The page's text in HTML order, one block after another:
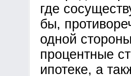
где
бы,
одной
процентные
ипотеке, а